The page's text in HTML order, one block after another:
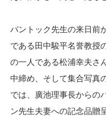
バントック先生の来日前
である田中駿平名誉教授
の一人である松浦幸夫さ
中締め、そして集合写真
では、廣池理事長からの
ン先生夫妻への記念品贈